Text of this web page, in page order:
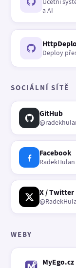
a AI
Deploy
SOCIÁLNÍ SÍTĚ
GitHub
Facebook
RadekHulan
X / Twitter
WEBY
MyEgo.cz